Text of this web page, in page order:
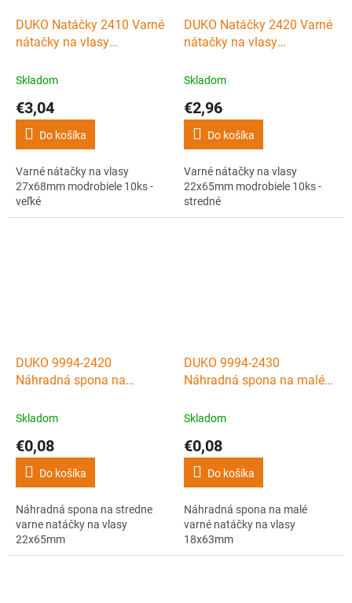
DUKO Natáčky 2410 Varné
nátačky na vlasy
- veľké
Skladom
€3,04
Do košíka
Varné nátačky na vlasy
27x68mm modrobiele 10ks -
veľké
DUKO Natáčky 2420 Varné
nátačky na vlasy
- stredné
Skladom
€2,96
Do košíka
Varné nátačky na vlasy
22x65mm modrobiele 10ks -
stredné
DUKO 9994-2420
Náhradná spona na
vlasy 22x65mm
Skladom
€0,08
Do košíka
Náhradná spona na stredne
varne natáčky na vlasy
22x65mm
DUKO 9994-2430
Náhradná spona na malé
18x63mm
Skladom
€0,08
Do košíka
Náhradná spona na malé
varné natáčky na vlasy
18x63mm